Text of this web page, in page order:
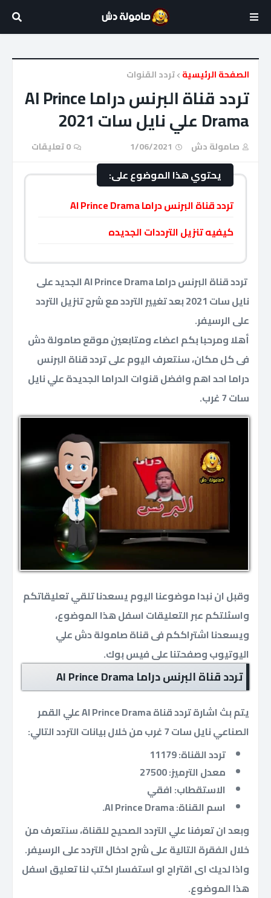
الصفحة الرئيسية تردد القنوات
تردد قناة البرنس دراما Al Prince
Drama علي نايل سات 2021
صامولة دش 1/06/2021 0 تعليقات
يحتوي هذا الموضوع على:
تردد قناة البرنس دراما Al Prince Drama
كيفيه تنزيل الترددات الجديده
تردد قناة البرنس دراما Al Prince Drama الجديد على
نايل سات 2021 بعد تغيير التردد مع شرح تنزيل التردد
على الرسيفر.
أهلا ومرحبا بكم اعضاء ومتابعين موقع صامولة دش
فى كل مكان، سنتعرف اليوم على تردد قناة البرنس
دراما احد اهم وافضل قنوات الدراما الجديدة علي نايل
سات 7 غرب.
وقبل ان نبدا موضوعنا اليوم يسعدنا تلقي تعليقاتكم
واسئلتكم عبر التعليقات اسفل هذا الموضوع،
ويسعدنا اشتراككم فى قناة صامولة دش علي
اليوتيوب وصفحتنا على فيس بوك.
تردد قناة البرنس دراما Al Prince Drama
يتم بث اشارة تردد قناة Al Prince Drama علي القمر
الصناعي نايل سات 7 غرب من خلال بيانات التردد التالي:
تردد القناة: 11179
معدل الترميز: 27500
الاستقطاب: افقي
اسم القناة: Al Prince Drama.
وبعد ان تعرفنا علي التردد الصحيح للقناة، سنتعرف من
خلال الفقرة التالية على شرح ادخال التردد على الرسيفر.
واذا لديك اى اقتراح او استفسار اكتب لنا تعليق اسفل
هذا الموضوع.